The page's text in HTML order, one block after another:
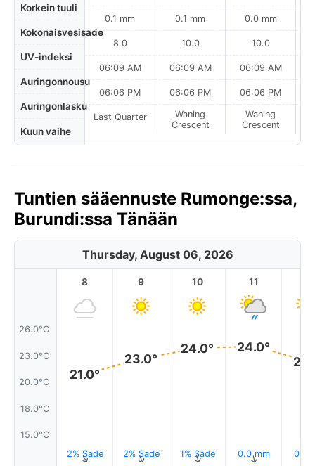
Korkein tuuli
Kokonaisvesisade
UV-indeksi
Auringonnousu
Auringonlasku
Kuun vaihe
0.1 mm
8.0
06:09 AM
06:06 PM
Last Quarter
0.1 mm
10.0
06:09 AM
06:06 PM
Waning
Crescent
0.0 mm
10.0
06:09 AM
06:06 PM
Waning
Crescent
Tuntien sääennuste Rumonge:ssa,
Burundi:ssa Tänään
Thursday, August 06, 2026
26.0°C
23.0°C
20.0°C
18.0°C
15.0°C
8
21.0°
2% Sade
↑
9
23.0°
2% Sade
↑
10
24.0°
1% Sade
↑
11
24.0°
0.0 mm
↑ 0.0